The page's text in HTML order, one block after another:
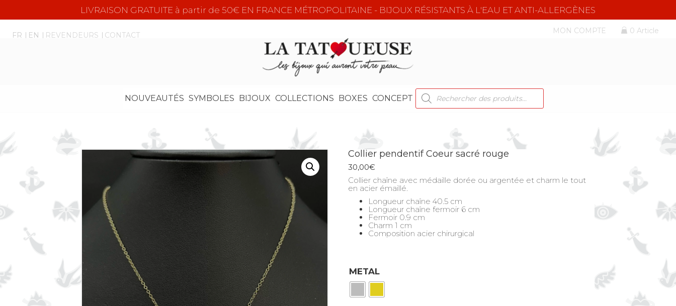
LIVRAISON GRATUITE à partir de 50€ EN FRANCE MÉTROPOLITAINE - BIJOUX RÉSISTANTS À L'EAU ET ANTI-ALLERGÈNES
FR EN REVENDEURS CONTACT
MON COMPTE 0 Article
NOUVEAUTÉS SYMBOLES BIJOUX COLLECTIONS BOXES CONCEPT
RECHERCHE
DE
PRODUITS
Collier pendentif Coeur sacré rouge
30,00€
Collier chaîne avec médaille dorée ou argentée et charm le tout
en acier émaillé.
Longueur chaîne 40.5 cm
Longueur chaîne fermoir 6 cm
Fermoir 0.9 cm
Charm 1 cm
Composition acier chirurgical
METAL